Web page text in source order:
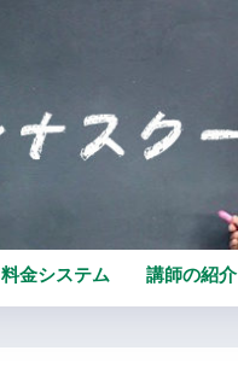
料金システム 講師の紹介